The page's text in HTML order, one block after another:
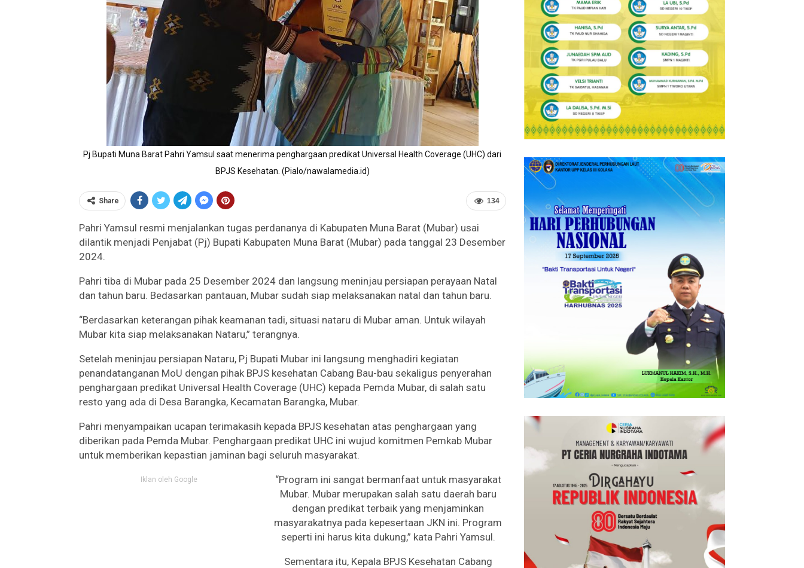
Pj Bupati Muna Barat Pahri Yamsul saat menerima penghargaan predikat Universal Health Coverage (UHC) dari
BPJS Kesehatan. (Pialo/nawalamedia.id)
134
Share
Pahri Yamsul resmi menjalankan tugas perdananya di Kabupaten Muna Barat (Mubar) usai
dilantik menjadi Penjabat (Pj) Bupati Kabupaten Muna Barat (Mubar) pada tanggal 23 Desember
2024.
Pahri tiba di Mubar pada 25 Desember 2024 dan langsung meninjau persiapan perayaan Natal
dan tahun baru. Bedasarkan pantauan, Mubar sudah siap melaksanakan natal dan tahun baru.
“Berdasarkan keterangan pihak keamanan tadi, situasi nataru di Mubar aman. Untuk wilayah
Mubar kita siap melaksanakan Nataru,” terangnya.
Setelah meninjau persiapan Nataru, Pj Bupati Mubar ini langsung menghadiri kegiatan
penandatanganan MoU dengan pihak BPJS kesehatan Cabang Bau-bau sekaligus penyerahan
penghargaan predikat Universal Health Coverage (UHC) kepada Pemda Mubar, di salah satu
resto yang ada di Desa Barangka, Kecamatan Barangka, Mubar.
Pahri menyampaikan ucapan terimakasih kepada BPJS kesehatan atas penghargaan yang
diberikan pada Pemda Mubar. Penghargaan predikat UHC ini wujud komitmen Pemkab Mubar
untuk memberikan kepastian jaminan bagi seluruh masyarakat.
Iklan oleh Google
“Program ini sangat bermanfaat untuk masyarakat
Mubar. Mubar merupakan salah satu daerah baru
dengan predikat terbaik yang menjaminkan
masyarakatnya pada kepesertaan JKN ini. Program
seperti ini harus kita dukung,” kata Pahri Yamsul.
Sementara itu, Kepala BPJS Kesehatan Cabang